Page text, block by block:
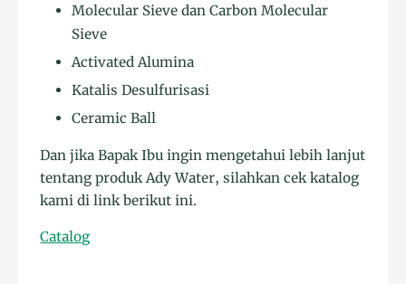
Molecular Sieve dan Carbon Molecular
Sieve
Activated Alumina
Katalis Desulfurisasi
Ceramic Ball
Dan jika Bapak Ibu ingin mengetahui lebih lanjut
tentang produk Ady Water, silahkan cek katalog
kami di link berikut ini.
Catalog